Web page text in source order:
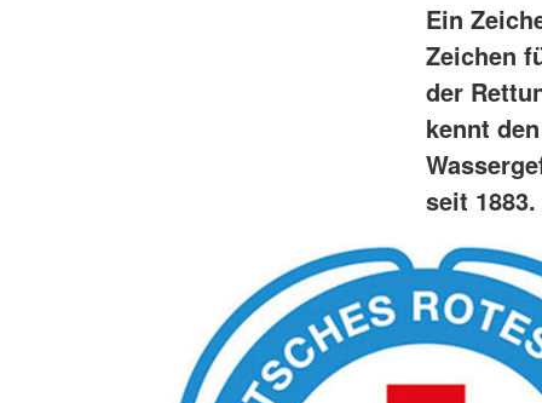
Ein
Zeichen
der
kennt
seit 1883.